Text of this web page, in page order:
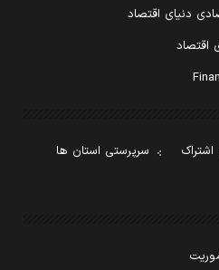
دنیای اقتصاد
اقتصاد
اشتراک
سرپرستی استان ها